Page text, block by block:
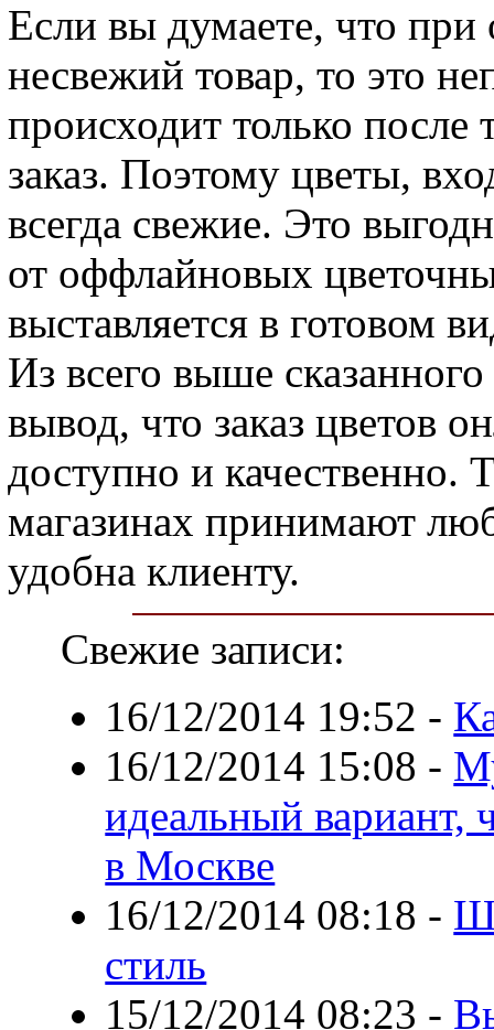
Если вы думаете, что при
несвежий товар, то это
происходит только после
заказ. Поэтому цветы,
всегда свежие. Это
от оффлайновых
выставляется в готовом
Из всего выше
вывод, что заказ цветов
доступно и качественно.
магазинах принимают
удобна клиенту.
Свежие записи:
16/12/2014 19:52 -
16/12/2014 15:08 -
идеальный вариант,
в Москве
16/12/2014 08:18 -
стиль
15/12/2014 08:23 -